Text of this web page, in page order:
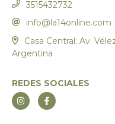
3515432732
info@la14online.com
Casa Central: Av.
Argentina
REDES SOCIALES